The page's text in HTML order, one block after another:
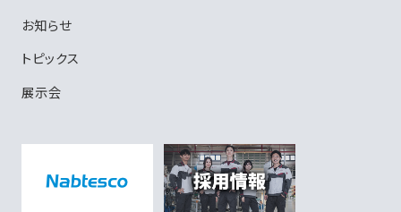
お知らせ
トピックス
展示会